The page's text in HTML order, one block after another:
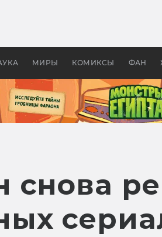
МИРЫ КОМИКСЫ ФАН
в России —